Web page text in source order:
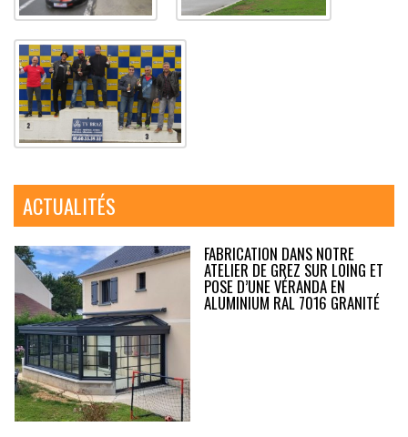
ACTUALITÉS
FABRICATION DANS NOTRE
ATELIER DE GREZ SUR LOING ET
POSE D’UNE VÉRANDA EN
ALUMINIUM RAL 7016 GRANITÉ